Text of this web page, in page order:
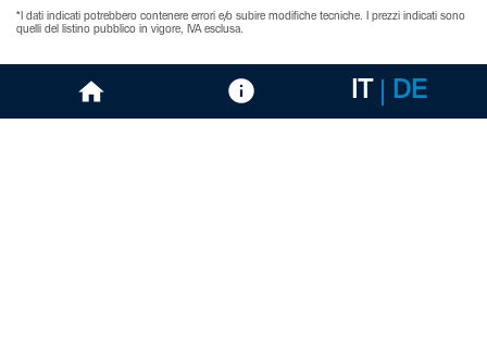
*I dati indicati potrebbero contenere errori e/o subire modifiche tecniche. I prezzi indicati sono
quelli del listino pubblico in vigore, IVA esclusa.
IT DE